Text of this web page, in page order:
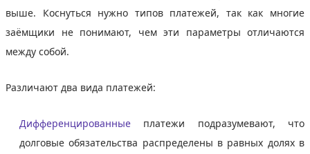
выше. Коснуться нужно типов платежей, так как многие
заёмщики не понимают, чем эти параметры отличаются
между собой.
Различают два вида платежей:
Дифференцированные платежи подразумевают, что
долговые обязательства распределены в равных долях в